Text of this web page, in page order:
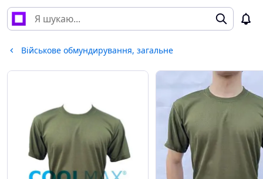
Військове обмундирування, загальне